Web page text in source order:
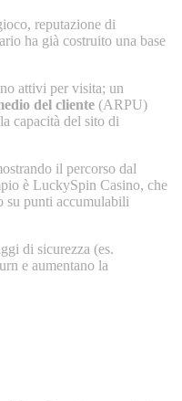
reputazione di
ha già costruito una base
attivi per visita; un
del cliente (ARPU)
capacità del sito di
il percorso dal
è LuckySpin Casino, che
su punti accumulabili
di sicurezza (es.
e aumentano la